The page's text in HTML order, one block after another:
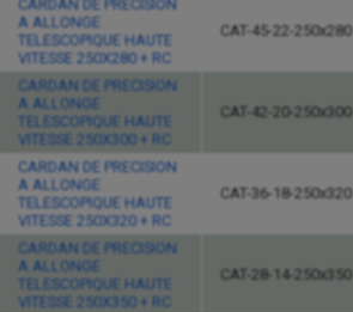
CARDAN DE PRECISION
A ALLONGE
TELESCOPIQUE HAUTE
VITESSE 250X280 + RC
CAT-45-22-250x280
CARDAN DE PRECISION
A ALLONGE
TELESCOPIQUE HAUTE
VITESSE 250X300 + RC
CAT-42-20-250x300
CARDAN DE PRECISION
A ALLONGE
TELESCOPIQUE HAUTE
VITESSE 250X320 + RC
CAT-36-18-250x320
CARDAN DE PRECISION
A ALLONGE
TELESCOPIQUE HAUTE
VITESSE 250X350 + RC
CAT-28-14-250x350